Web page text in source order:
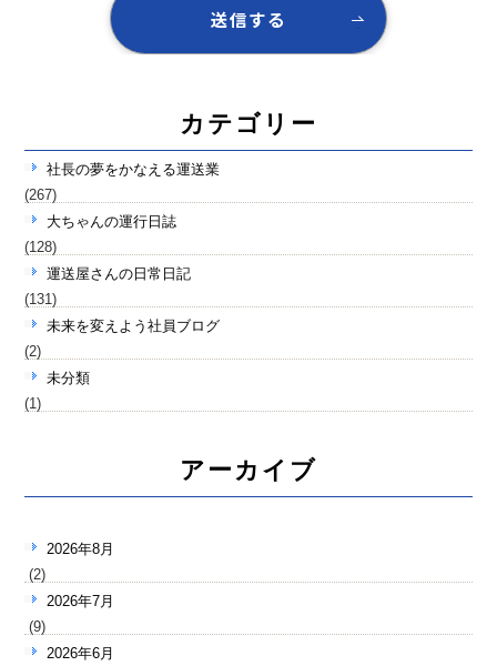
カテゴリー
社長の夢をかなえる運送業
(267)
大ちゃんの運行日誌
(128)
運送屋さんの日常日記
(131)
未来を変えよう社員ブログ
(2)
未分類
(1)
アーカイブ
2026年8月
(2)
2026年7月
(9)
2026年6月